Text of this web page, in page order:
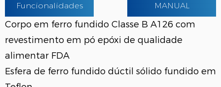
Funcionalidades MANUAL
Corpo em ferro fundido Classe B A126 com
revestimento em pó epóxi de qualidade
alimentar FDA
Esfera de ferro fundido dúctil sólido fundido em